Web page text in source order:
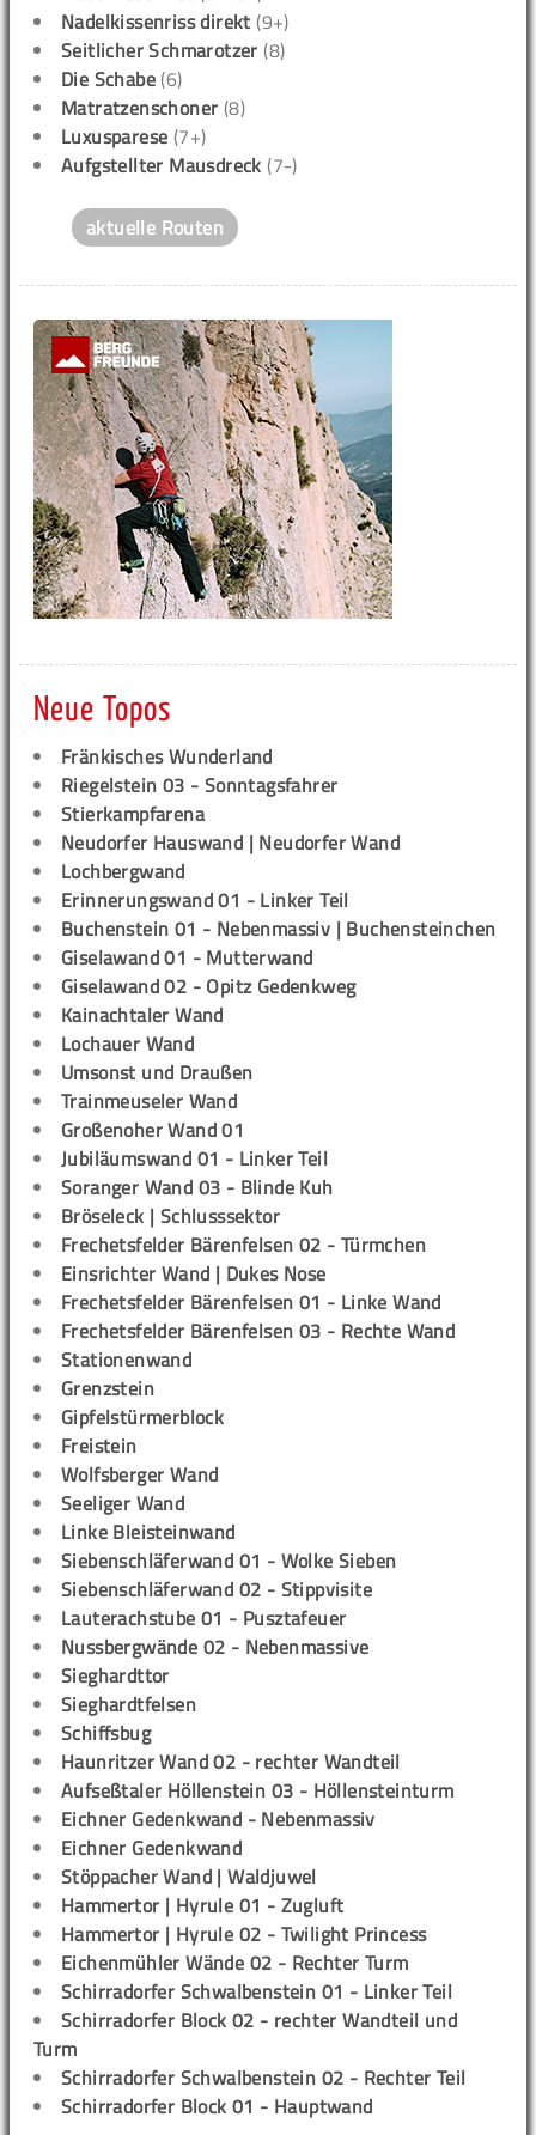
Nadelkissenriss direkt (9+)
Seitlicher Schmarotzer (8)
Die Schabe (6)
Matratzenschoner (8)
Luxusparese (7+)
Aufgstellter Mausdreck (7-)
aktuelle Routen
Neue Topos
Fränkisches Wunderland
Riegelstein 03 - Sonntagsfahrer
Stierkampfarena
Neudorfer Hauswand | Neudorfer Wand
Lochbergwand
Erinnerungswand 01 - Linker Teil
Buchenstein 01 - Nebenmassiv | Buchensteinchen
Giselawand 01 - Mutterwand
Giselawand 02 - Opitz Gedenkweg
Kainachtaler Wand
Lochauer Wand
Umsonst und Draußen
Trainmeuseler Wand
Großenoher Wand 01
Jubiläumswand 01 - Linker Teil
Soranger Wand 03 - Blinde Kuh
Bröseleck | Schlusssektor
Frechetsfelder Bärenfelsen 02 - Türmchen
Einsrichter Wand | Dukes Nose
Frechetsfelder Bärenfelsen 01 - Linke Wand
Frechetsfelder Bärenfelsen 03 - Rechte Wand
Stationenwand
Grenzstein
Gipfelstürmerblock
Freistein
Wolfsberger Wand
Seeliger Wand
Linke Bleisteinwand
Siebenschläferwand 01 - Wolke Sieben
Siebenschläferwand 02 - Stippvisite
Lauterachstube 01 - Pusztafeuer
Nussbergwände 02 - Nebenmassive
Sieghardttor
Sieghardtfelsen
Schiffsbug
Haunritzer Wand 02 - rechter Wandteil
Aufseßtaler Höllenstein 03 - Höllensteinturm
Eichner Gedenkwand - Nebenmassiv
Eichner Gedenkwand
Stöppacher Wand | Waldjuwel
Hammertor | Hyrule 01 - Zugluft
Hammertor | Hyrule 02 - Twilight Princess
Eichenmühler Wände 02 - Rechter Turm
Schirradorfer Schwalbenstein 01 - Linker Teil
Schirradorfer Block 02 - rechter Wandteil und
Turm
Schirradorfer Schwalbenstein 02 - Rechter Teil
Schirradorfer Block 01 - Hauptwand